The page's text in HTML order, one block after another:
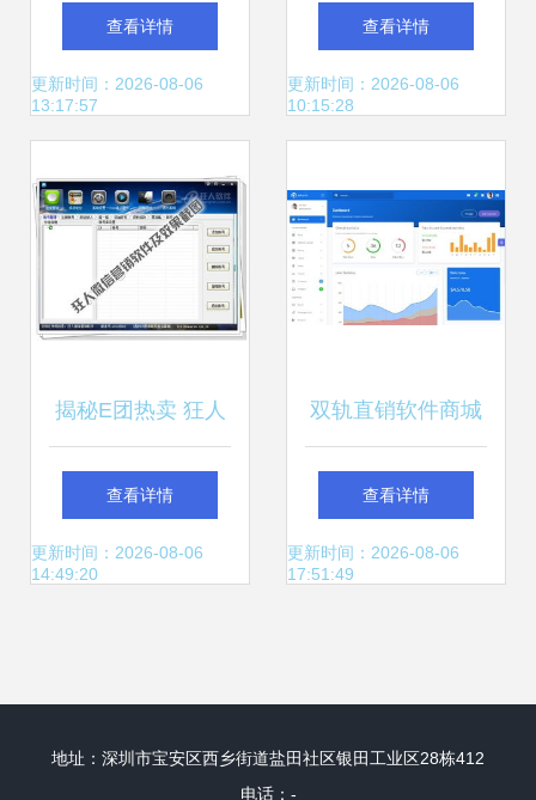
件 开发策略与功能
优化全解析
查看详情
更新时间：2026-08-06
13:17:57
件 V1.8.2 官方版
提效与省成本的三
查看详情
更新时间：2026-08-06
10:15:28
揭秘E团热卖 狂人
微信营销软件深度
解析与合规思考
查看详情
更新时间：2026-08-06
14:49:20
双轨直销软件商城
版与企业版 奖金制
度结算系统的开发
查看详情
更新时间：2026-08-06
17:51:49
地址：深圳市宝安区西乡街道盐田社区银田工业区28栋412
电话：-